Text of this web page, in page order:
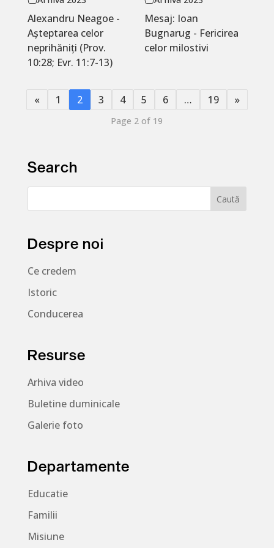
Alexandru Neagoe -
Așteptarea celor
neprihăniți (Prov.
10:28; Evr. 11:7-13)
Mesaj: Ioan
Bugnarug - Fericirea
celor milostivi
« 1 2 3 4 5 6 … 19 »
Page 2 of 19
Search
Despre noi
Ce credem
Istoric
Conducerea
Resurse
Arhiva video
Buletine duminicale
Galerie foto
Departamente
Educatie
Familii
Misiune